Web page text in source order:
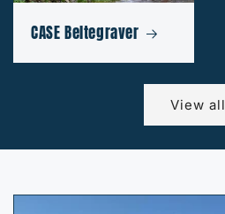
CASE Beltegraver
View all